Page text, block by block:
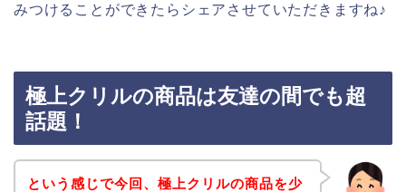
みつけることができたらシェアさせていただきますね♪
極上クリルの商品は友達の間でも超
話題！
という感じで今回、極上クリルの商品を少